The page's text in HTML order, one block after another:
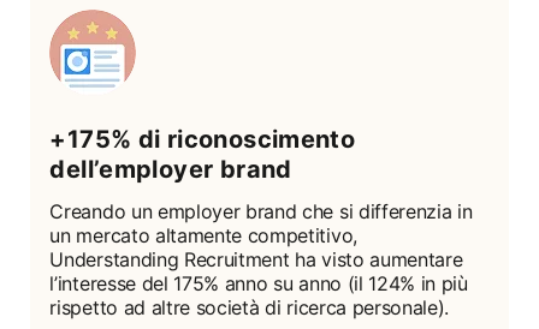
+175% di riconoscimento
dell’employer brand
Creando un employer brand che si differenzia in
un mercato altamente competitivo,
Understanding Recruitment ha visto aumentare
l’interesse del 175% anno su anno (il 124% in più
rispetto ad altre società di ricerca personale).